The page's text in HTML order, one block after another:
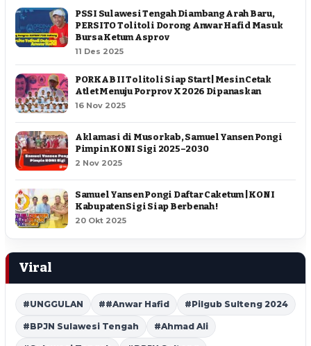
PSSI Sulawesi Tengah Diambang Arah Baru,
PERSITO Tolitoli Dorong Anwar Hafid Masuk
Bursa Ketum Asprov
11 Des 2025
PORKAB II Tolitoli Siap Start | Mesin Cetak
Atlet Menuju Porprov X 2026 Dipanaskan
16 Nov 2025
Aklamasi di Musorkab, Samuel Yansen Pongi
Pimpin KONI Sigi 2025–2030
2 Nov 2025
Samuel Yansen Pongi Daftar Caketum | KONI
Kabupaten Sigi Siap Berbenah !
20 Okt 2025
Viral
#UNGGULAN ##Anwar Hafid #Pilgub Sulteng 2024
#BPJN Sulawesi Tengah #Ahmad Ali